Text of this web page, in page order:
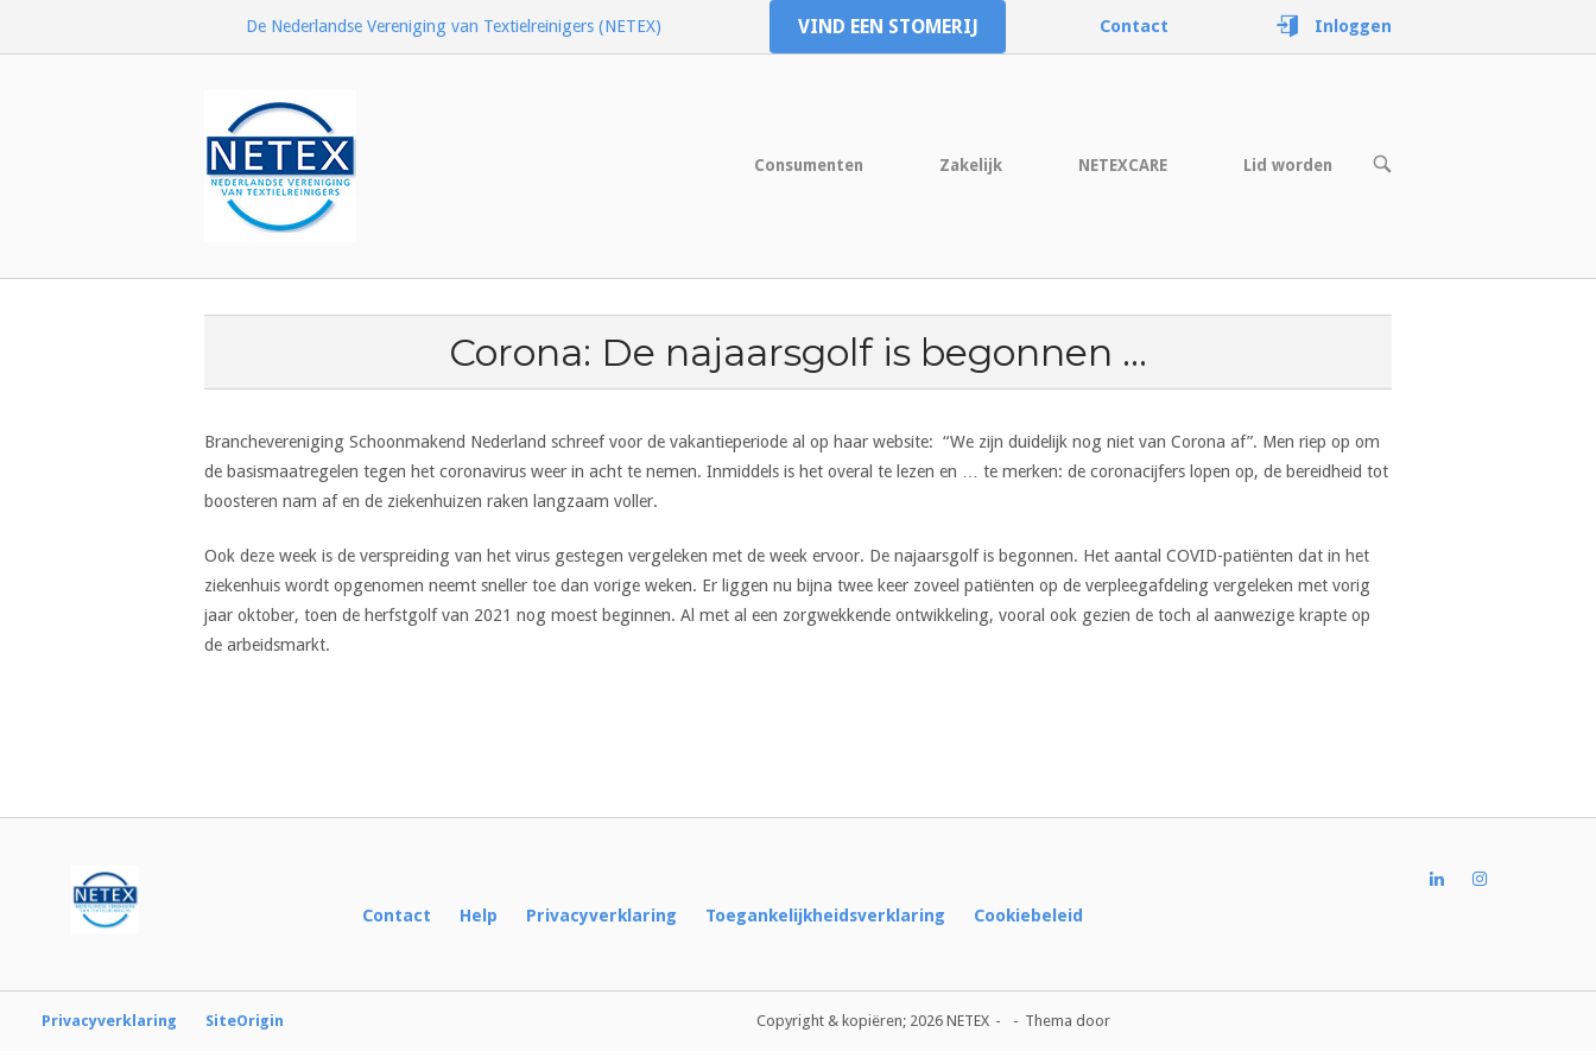
De Nederlandse Vereniging van Textielreinigers (NETEX) VIND EEN STOMERIJ Contact Inloggen
Consumenten Zakelijk NETEXCARE Lid worden
OPEN
Corona: De najaarsgolf is begonnen …
Branchevereniging Schoonmakend Nederland schreef voor de vakantieperiode al op haar website: “We zijn duidelijk nog niet van Corona af”. Men riep op om
de basismaatregelen tegen het coronavirus weer in acht te nemen. Inmiddels is het overal te lezen en … te merken: de coronacijfers lopen op, de bereidheid tot
boosteren nam af en de ziekenhuizen raken langzaam voller.
Ook deze week is de verspreiding van het virus gestegen vergeleken met de week ervoor. De najaarsgolf is begonnen. Het aantal COVID-patiënten dat in het
ziekenhuis wordt opgenomen neemt sneller toe dan vorige weken. Er liggen nu bijna twee keer zoveel patiënten op de verpleegafdeling vergeleken met vorig
jaar oktober, toen de herfstgolf van 2021 nog moest beginnen. Al met al een zorgwekkende ontwikkeling, vooral ook gezien de toch al aanwezige krapte op
de arbeidsmarkt.
navigatie
Contact Help Privacyverklaring Toegankelijkheidsverklaring Cookiebeleid
Copyright & kopiëren; 2026 NETEX
Privacyverklaring Thema door
SiteOrigin